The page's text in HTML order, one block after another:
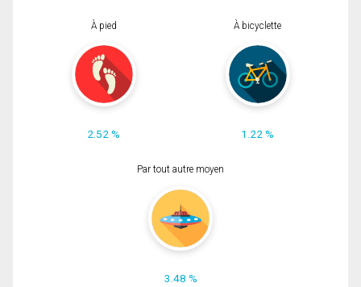
À pied
2.52 %
À bicyclette
1.22 %
Par tout autre moyen
3.48 %